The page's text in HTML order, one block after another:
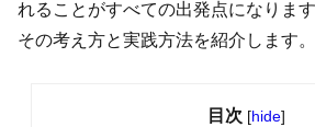
れることがすべての出発点になりま
その考え方と実践方法を紹介します。
目次 [hide]